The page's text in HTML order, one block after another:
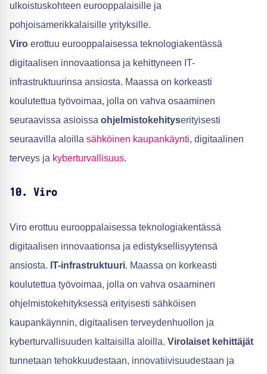
ulkoistuskohteen eurooppalaisille ja
pohjoisamerikkalaisille yrityksille.
Viro erottuu eurooppalaisessa teknologiakentässä
digitaalisen innovaationsa ja kehittyneen IT-
infrastruktuurinsa ansiosta. Maassa on korkeasti
koulutettua työvoimaa, jolla on vahva osaaminen
seuraavissa asioissa ohjelmistokehityserityisesti
seuraavilla aloilla sähköinen kaupankäynti, digitaalinen
terveys ja kyberturvallisuus.
10. Viro
Viro erottuu eurooppalaisessa teknologiakentässä
digitaalisen innovaationsa ja edistyksellisyytensä
ansiosta. IT-infrastruktuuri. Maassa on korkeasti
koulutettua työvoimaa, jolla on vahva osaaminen
ohjelmistokehityksessä erityisesti sähköisen
kaupankäynnin, digitaalisen terveydenhuollon ja
kyberturvallisuuden kaltaisilla aloilla. Virolaiset kehittäjät
tunnetaan tehokkuudestaan, innovatiivisuudestaan ja